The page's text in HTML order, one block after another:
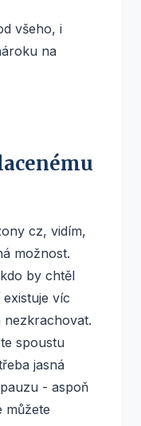
všeho, i
na
cz, vidím,
možnost.
by chtěl
víc
nezkrachovat.
spoustu
jasná
- aspoň
můžete